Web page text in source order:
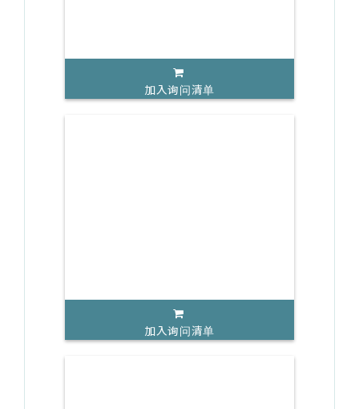
加入询问清单
加入询问清单